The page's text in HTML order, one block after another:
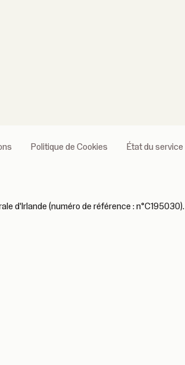
Politique de Cookies État du service
d'Irlande (numéro de référence : n°C195030).